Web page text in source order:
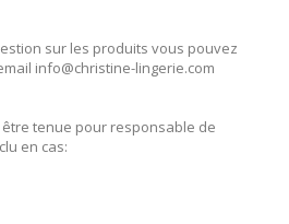
sur les produits vous pouvez
info@christine-lingerie.com
tenue pour responsable de
en cas: